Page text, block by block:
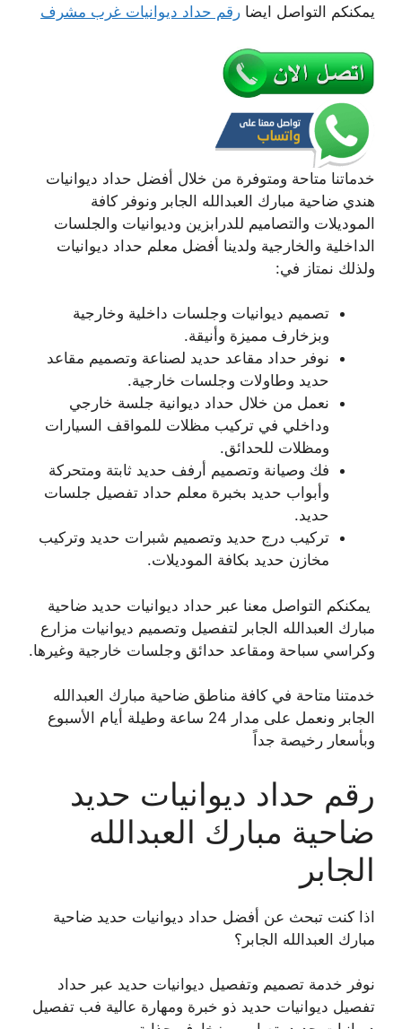
يمكنكم التواصل ايضا رقم حداد ديوانيات غرب مشرف
خدماتنا متاحة ومتوفرة من خلال أفضل حداد ديوانيات
هندي ضاحية مبارك العبدالله الجابر ونوفر كافة
الموديلات والتصاميم للدرابزين وديوانيات والجلسات
الداخلية والخارجية ولدينا أفضل معلم حداد ديوانيات
ولذلك نمتاز في:
تصميم ديوانيات وجلسات داخلية وخارجية
وبزخارف مميزة وأنيقة.
نوفر حداد مقاعد حديد لصناعة وتصميم مقاعد
حديد وطاولات وجلسات خارجية.
نعمل من خلال حداد ديوانية جلسة خارجي
وداخلي في تركيب مظلات للمواقف السيارات
ومظلات للحدائق.
فك وصيانة وتصميم أرفف حديد ثابتة ومتحركة
وأبواب حديد بخبرة معلم حداد تفصيل جلسات
حديد.
تركيب درج حديد وتصميم شبرات حديد وتركيب
مخازن حديد بكافة الموديلات.
يمكنكم التواصل معنا عبر حداد ديوانيات حديد ضاحية
مبارك العبدالله الجابر لتفصيل وتصميم ديوانيات مزارع
وكراسي سباحة ومقاعد حدائق وجلسات خارجية وغيرها.
خدمتنا متاحة في كافة مناطق ضاحية مبارك العبدالله
الجابر ونعمل على مدار 24 ساعة وطيلة أيام الأسبوع
وبأسعار رخيصة جداً
رقم حداد ديوانيات حديد
ضاحية مبارك العبدالله
الجابر
اذا كنت تبحث عن أفضل حداد ديوانيات حديد ضاحية
مبارك العبدالله الجابر؟
نوفر خدمة تصميم وتفصيل ديوانيات حديد عبر حداد
تفصيل ديوانيات حديد ذو خبرة ومهارة عالية فب تفصيل